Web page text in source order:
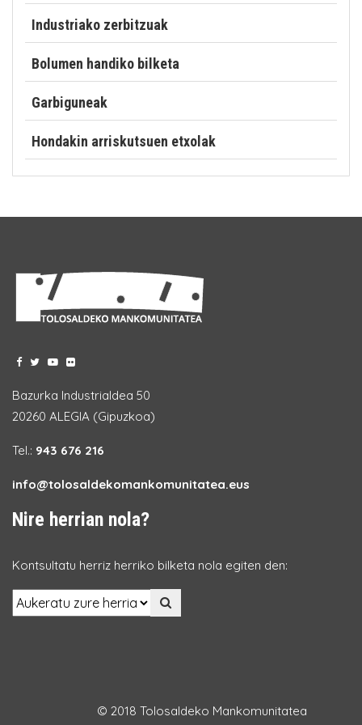
Industriako zerbitzuak
Bolumen handiko bilketa
Garbiguneak
Hondakin arriskutsuen etxolak
Bazurka Industrialdea 50
20260 ALEGIA (Gipuzkoa)
Tel.: 943 676 216
info@tolosaldekomankomunitatea.eus
Nire herrian nola?
Kontsultatu herriz herriko bilketa nola egiten den:
© 2018 Tolosaldeko Mankomunitatea